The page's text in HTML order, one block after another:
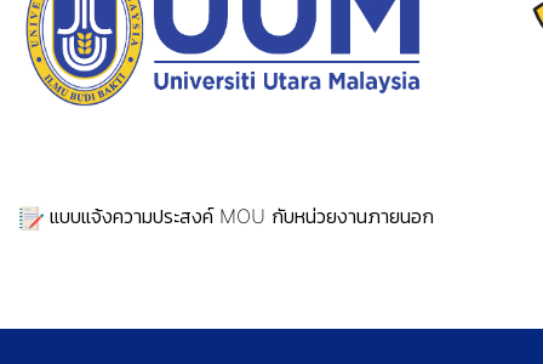
แบบแจ้งความประสงค์ MOU กับหน่วยงานภายนอก